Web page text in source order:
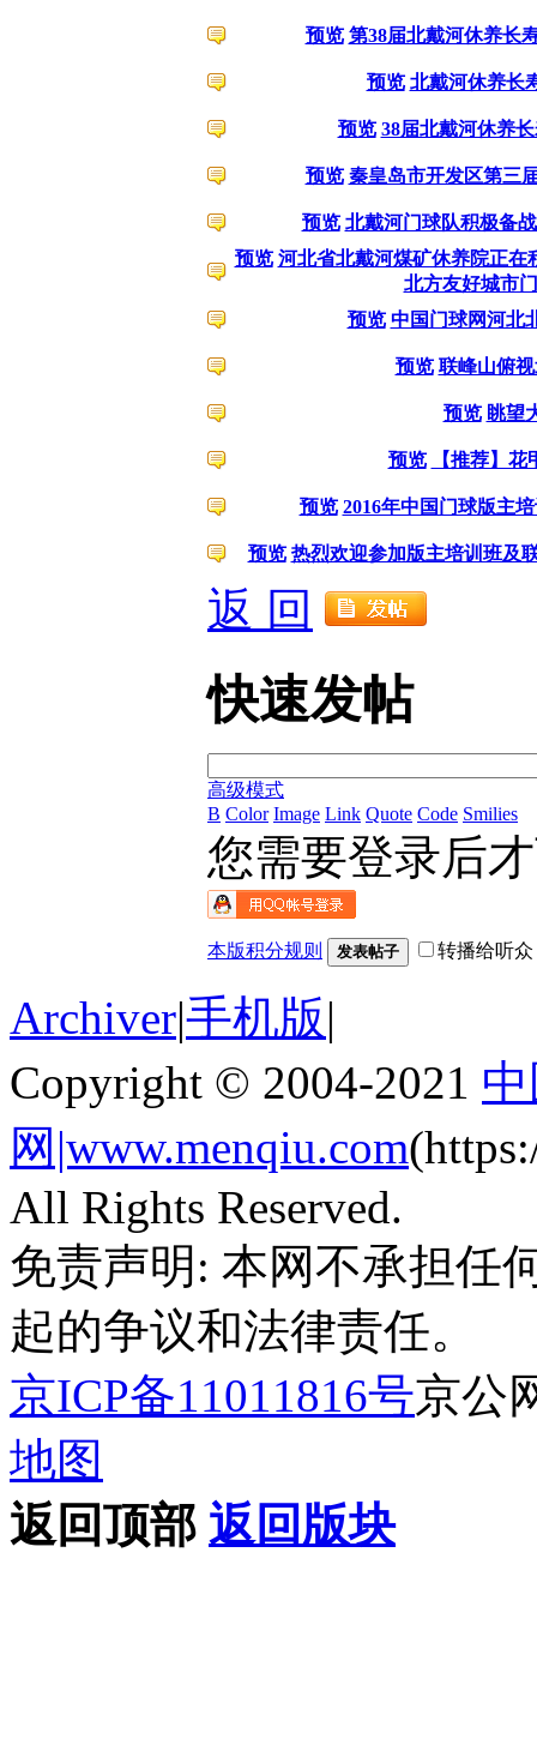
预览 第38届北戴河休养长
预览 北戴河休养长
预览 38届北戴河休养
预览 秦皇岛市开发区第三
预览 北戴河门球队积极备
预览 河北省北戴河煤矿休养院正在
北方友好城市
预览 中国门球网河北
预览 联峰山俯
预览 眺望
预览 【推荐】
预览 2016年中国门球版主
预览 热烈欢迎参加版主培训班及
返 回
快速发帖
高级模式
B Color Image Link Quote Code Smilies
您需要登录后
本版积分规则 发表帖子 转播给听众
Archiver|手机版|
Copyright © 2004-2021
网|www.menqiu.com
All Rights Reserved.
免责声明: 本网不承担任
起的争议和法律责任。
京ICP备11011816号京公
地图
返回顶部 返回版块